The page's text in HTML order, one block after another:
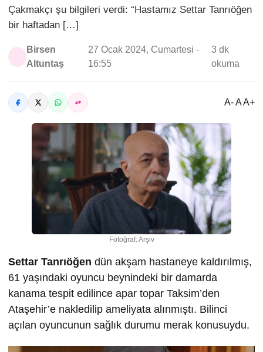
Çakmakçı şu bilgileri verdi: “Hastamız Settar Tanrıöğen
bir haftadan […]
Birsen
Altuntaş
27 Ocak 2024, Cumartesi -
16:55
3 dk
okuma
A- A A+
Fotoğraf: Arşiv
Settar Tanrıöğen dün akşam hastaneye kaldırılmış,
61 yaşındaki oyuncu beynindeki bir damarda
kanama tespit edilince apar topar Taksim’den
Ataşehir’e nakledilip ameliyata alınmıştı. Bilinci
açılan oyuncunun sağlık durumu merak konusuydu.